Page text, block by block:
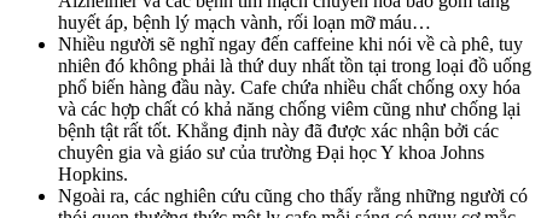
huyết áp, bệnh lý mạch vành, rối loạn mỡ máu…
Nhiều người sẽ nghĩ ngay đến caffeine khi nói về cà phê, tuy
nhiên đó không phải là thứ duy nhất tồn tại trong loại đồ uống
phổ biến hàng đầu này. Cafe chứa nhiều chất chống oxy hóa
và các hợp chất có khả năng chống viêm cũng như chống lại
bệnh tật rất tốt. Khẳng định này đã được xác nhận bởi các
chuyên gia và giáo sư của trường Đại học Y khoa Johns
Hopkins.
Ngoài ra, các nghiên cứu cũng cho thấy rằng những người có